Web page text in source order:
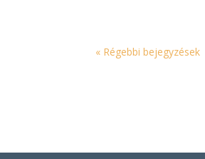
« Régebbi bejegyzések